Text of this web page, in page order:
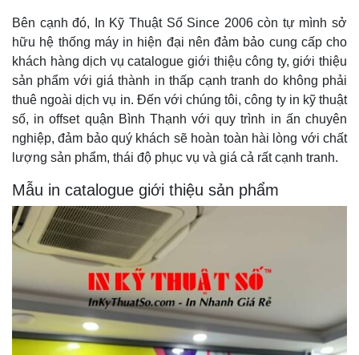
Bên cạnh đó, In Kỹ Thuật Số Since 2006 còn tự mình sở
hữu hệ thống máy in hiện đại nên đảm bảo cung cấp cho
khách hàng dịch vụ catalogue giới thiệu công ty, giới thiệu
sản phẩm với giá thành in thấp cạnh tranh do không phải
thuê ngoài dịch vụ in. Đến với chúng tôi, công ty in kỹ thuật
số, in offset quận Bình Thạnh với quy trình in ấn chuyên
nghiệp, đảm bảo quý khách sẽ hoàn toàn hài lòng với chất
lượng sản phẩm, thái độ phục vụ và giá cả rất cạnh tranh.
Mẫu in catalogue giới thiệu sản phẩm